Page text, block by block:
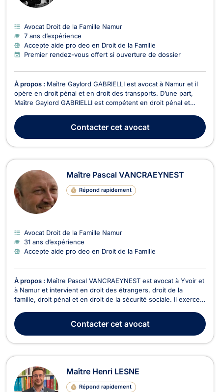
Avocat Droit de la Famille Namur
7 ans d’expérience
Accepte aide pro deo en Droit de la Famille
Premier rendez-vous offert si ouverture de dossier
À propos : Maître Gaylord GABRIELLI est avocat à Namur et il
opère en droit pénal et en droit des transports. D’une part,
Maître Gaylord GABRIELLI est compétent en droit pénal et
différentes juridictions (Juge d’instruction, Juridictions
correctionnelles, Cour d'assises). Il exe...
Contactercet avocat
Maître Pascal VANCRAEYNEST
Répond rapidement
Avocat Droit de la Famille Namur
31 ans d’expérience
Accepte aide pro deo en Droit de la Famille
À propos : Maître Pascal VANCRAEYNEST est avocat à Yvoir et
à Namur et intervient en droit des étrangers, droit de la
famille, droit pénal et en droit de la sécurité sociale. Il exerce
les demandes d'asile, de VISA, de regroupement familial,
d'admission au séjour sur le t...
Contactercet avocat
Maître Henri LESNE
Répond rapidement